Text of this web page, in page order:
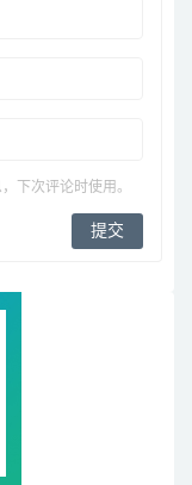
下次评论时使用。